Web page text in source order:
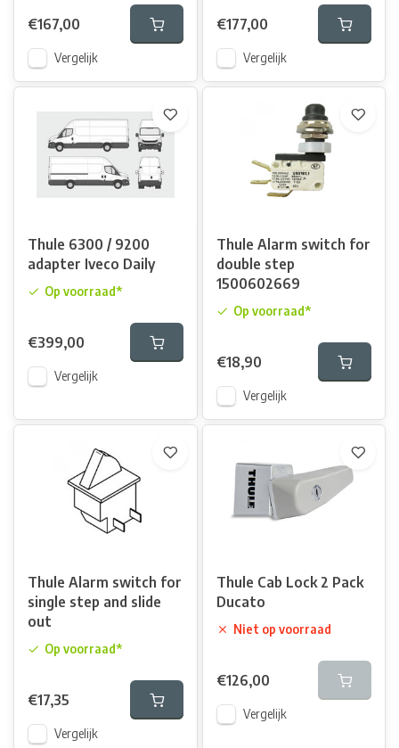
€167,00
Vergelijk
€177,00
Vergelijk
Thule 6300 / 9200
adapter Iveco Daily
Op voorraad*
€399,00
Vergelijk
Thule Alarm switch for
double step
1500602669
Op voorraad*
€18,90
Vergelijk
Thule Alarm switch for
single step and slide
out
Op voorraad*
€17,35
Vergelijk
Thule Cab Lock 2 Pack
Ducato
Niet op voorraad
€126,00
Vergelijk